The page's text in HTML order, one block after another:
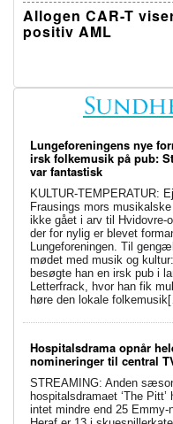
Allogen CAR-T
positiv AML
Lungeforeningens nye
irsk folkemusik på pub:
var fantastisk
KULTUR-TEMPERATUR:
Frausings mors
ikke gået i arv til Hvidovre-
der for nylig er blevet
Lungeforeningen. Til
mødet med musik og
besøgte han en irsk pub i
Letterfrack, hvor han fik
høre den lokale
Hospitalsdrama opnår
nomineringer til central
STREAMING: Anden
hospitalsdramaet ‘The Pitt’
intet mindre end 25 Emmy-